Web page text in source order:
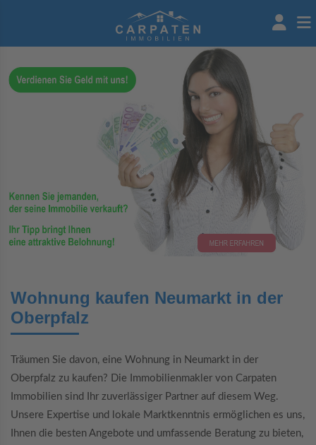
Wohnung kaufen Neumarkt in der
Oberpfalz
Träumen Sie davon, eine Wohnung in Neumarkt in der
Oberpfalz zu kaufen? Die Immobilienmakler von Carpaten
Immobilien sind Ihr zuverlässiger Partner auf diesem Weg.
Unsere Expertise und lokale Marktkenntnis ermöglichen es uns,
Ihnen die besten Angebote und umfassende Beratung zu bieten,